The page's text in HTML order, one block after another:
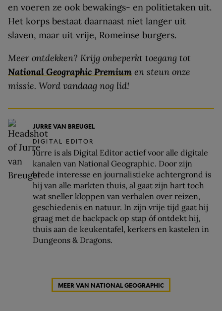
en voeren ze ook bewakings- en politietaken uit.
Het korps bestaat daarnaast niet langer uit
slaven, maar uit vrije, Romeinse burgers.
Meer ontdekken? Krijg onbeperkt toegang tot
National Geographic Premium en steun onze
missie. Word vandaag nog lid!
JURRE VAN BREUGEL
DIGITAL EDITOR
Jurre is als Digital Editor actief voor alle digitale
kanalen van National Geographic. Door zijn
brede interesse en journalistieke achtergrond is
hij van alle markten thuis, al gaat zijn hart toch
wat sneller kloppen van verhalen over reizen,
geschiedenis en natuur. In zijn vrije tijd gaat hij
graag met de backpack op stap óf ontdekt hij,
thuis aan de keukentafel, kerkers en kastelen in
Dungeons & Dragons.
MEER VAN NATIONAL GEOGRAPHIC